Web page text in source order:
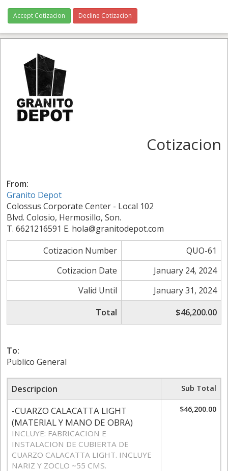
Accept Cotizacion Decline Cotizacion
Cotizacion
From:
Granito Depot
Colossus Corporate Center - Local 102
Blvd. Colosio, Hermosillo, Son.
T. 6621216591 E. hola@granitodepot.com
Cotizacion Number
QUO-61
Cotizacion Date
January 24, 2024
Valid Until
January 31, 2024
Total
$46,200.00
To:
Publico General
Descripcion Sub Total
-CUARZO CALACATTA LIGHT
(MATERIAL Y MANO DE OBRA)
INCLUYE: FABRICACION E
INSTALACION DE CUBIERTA DE
CUARZO CALACATTA LIGHT. INCLUYE
NARIZ Y ZOCLO ~55 CMS.
$46,200.00